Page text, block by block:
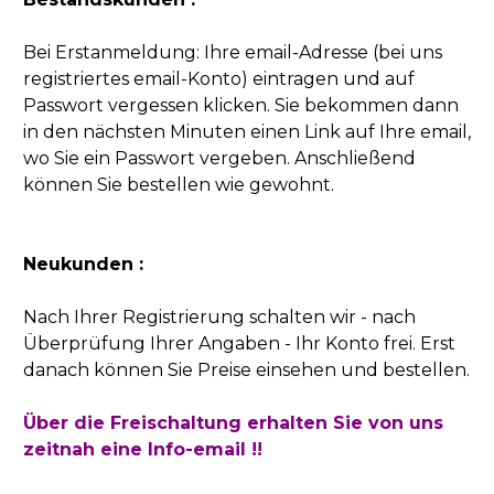
Bei Erstanmeldung: Ihre email-Adresse (bei uns
registriertes email-Konto) eintragen und auf
Passwort vergessen klicken. Sie bekommen dann
in den nächsten Minuten einen Link auf Ihre email,
wo Sie ein Passwort vergeben. Anschließend
können Sie bestellen wie gewohnt.
Neukunden :
Nach Ihrer Registrierung schalten wir - nach
Überprüfung Ihrer Angaben - Ihr Konto frei. Erst
danach können Sie Preise einsehen und bestellen.
Über die Freischaltung erhalten Sie von uns
zeitnah eine Info-email !!